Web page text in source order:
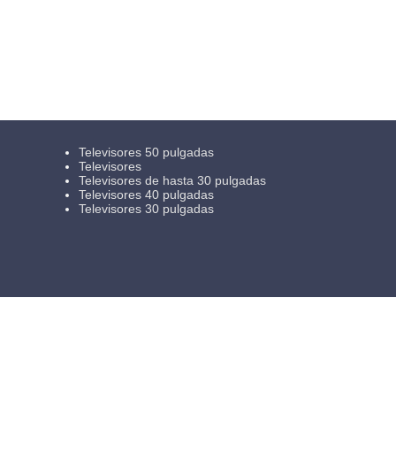
Televisores 50 pulgadas
Televisores
Televisores de hasta 30 pulgadas
Televisores 40 pulgadas
Televisores 30 pulgadas